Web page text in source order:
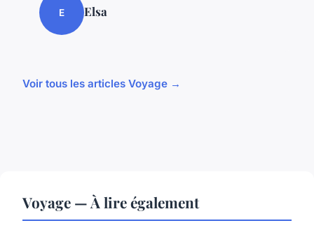
E Elsa
Voir tous les articles Voyage →
Voyage — À lire également